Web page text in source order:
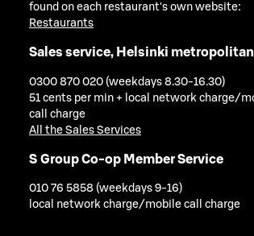
found on each restaurant's own website:
Restaurants
Sales service, Helsinki metropolitan
0300 870 020 (weekdays 8.30-16.30)
51 cents per min + local network charge/
call charge
All the Sales Services
S Group Co-op Member Service
010 76 5858 (weekdays 9-16)
local network charge/mobile call charge